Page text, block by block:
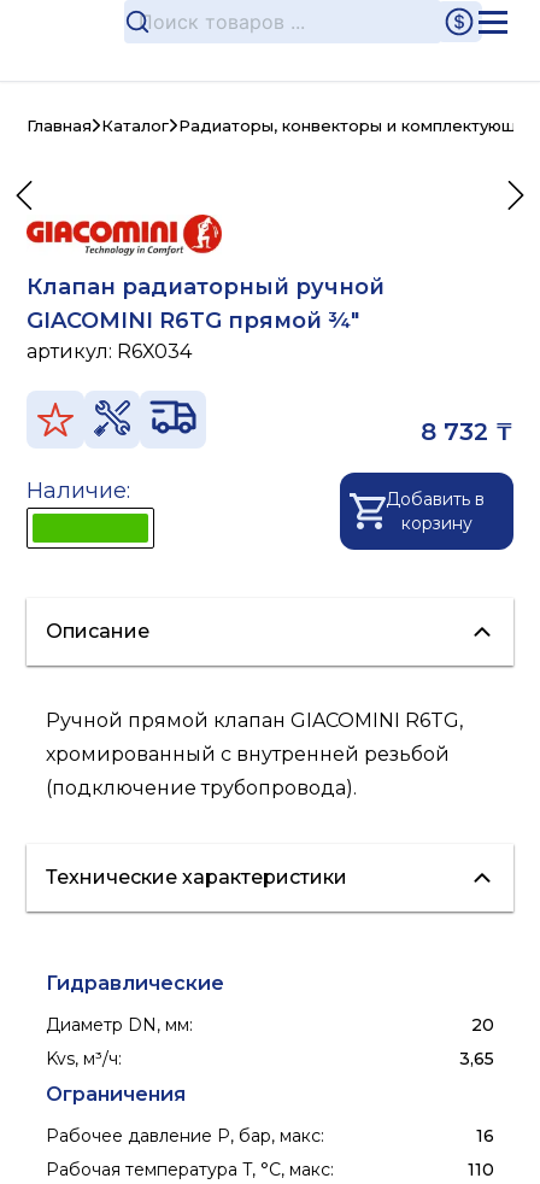
Главная Каталог Радиаторы, конвекторы и комплектующие
Клапан радиаторный ручной
GIACOMINI R6TG прямой ¾"
артикул: R6X034
8 732 ₸
Наличие:
Добавить в
корзину
Описание
Ручной прямой клапан GIACOMINI R6TG,
хромированный с внутренней резьбой
(подключение трубопровода).
Технические характеристики
Гидравлические
Диаметр DN, мм:
20
Kvs, м³/ч: 3,65
Ограничения
Рабочее давление P, бар, макс:
16
Рабочая температура T, °C, макс: 110